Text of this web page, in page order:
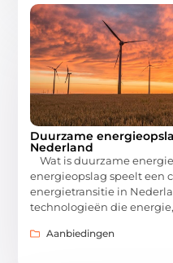
Duurzame
Nederland
Wat is duurzame
energieopslag speelt een
energietransitie in
technologieën die
Aanbiedingen